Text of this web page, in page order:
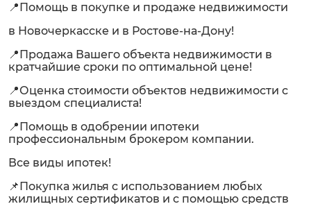
📍Помощь в покупке и продаже недвижимости
в Новочеркасске и в Ростове-на-Дону!
📍Продажа Вашего объекта недвижимости в
кратчайшие сроки по оптимальной цене!
📍Оценка стоимости объектов недвижимости с
выездом специалиста!
📍Помощь в одобрении ипотеки
профессиональным брокером компании.
Все виды ипотек!
📌Покупка жилья с использованием любых
жилищных сертификатов и с помощью средств